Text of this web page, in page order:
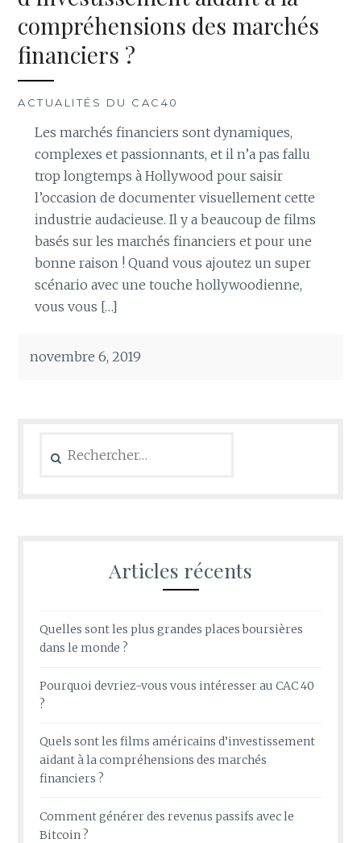
compréhensions des marchés
financiers ?
ACTUALITÉS DU CAC40
Les marchés financiers sont dynamiques,
complexes et passionnants, et il n’a pas fallu
trop longtemps à Hollywood pour saisir
l’occasion de documenter visuellement cette
industrie audacieuse. Il y a beaucoup de films
basés sur les marchés financiers et pour une
bonne raison ! Quand vous ajoutez un super
scénario avec une touche hollywoodienne,
vous vous […]
novembre 6, 2019
Articles récents
Quelles sont les plus grandes places boursières
dans le monde ?
Pourquoi devriez-vous vous intéresser au CAC 40
?
Quels sont les films américains d’investissement
aidant à la compréhensions des marchés
financiers ?
Comment générer des revenus passifs avec le
Bitcoin ?